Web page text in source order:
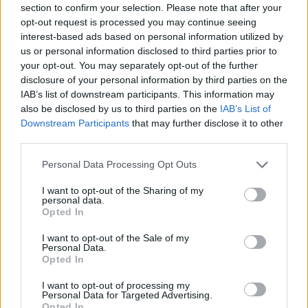
section to confirm your selection. Please note that after your
opt-out request is processed you may continue seeing
interest-based ads based on personal information utilized by
us or personal information disclosed to third parties prior to
your opt-out. You may separately opt-out of the further
disclosure of your personal information by third parties on the
IAB’s list of downstream participants. This information may
also be disclosed by us to third parties on the IAB’s List of
Downstream Participants that may further disclose it to other
Personal Data Processing Opt Outs
I want to opt-out of the Sharing of my
personal data.
Opted In
I want to opt-out of the Sale of my
Personal Data.
Opted In
I want to opt-out of processing my
Personal Data for Targeted Advertising.
questo progetto.Per ilCentro Sportivoci
stiamo adoperando, speriamo di risolvere nel
più breve tempo possibile. Per quanto
riguardaFazio , lui è stato un mio calciatore
alla Roma, l'ho chiamato e gli ho detto che
della vecchia squadra vorrei rimanessero il
meno possibile. Per il discorso diCandreva, è
giusto che lui faccia la sua strada, noi lo
degli ultimi a mollare, ma voglio dare una
ho messo un premio al mister in caso di play-
off e di vittoria del campionato.
chiedo pazienza, ma credo abbia già capito.